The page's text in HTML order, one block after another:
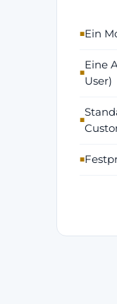
Ein
Eine
User)